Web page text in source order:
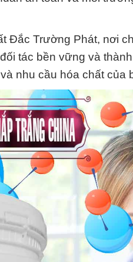
Đắc Trường Phát, nơi
tác bền vững và
nhu cầu hóa chất của